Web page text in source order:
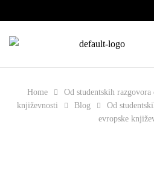
Home
Od studentskih
književnosti
Blog
Od
evropske